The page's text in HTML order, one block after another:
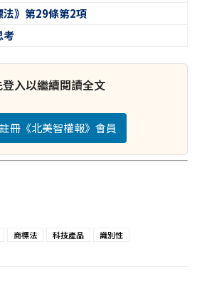
法》第29條第2項
考
登入以繼續閱讀全文
冊《北美智權報》會員
商標法 科技產品 識別性